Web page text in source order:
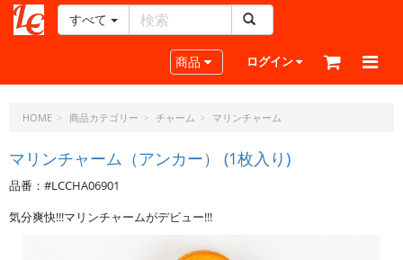
ー
ラ
ト・
ド
ッ
ト・
すべて
Toggle navigation
商品 ログイン
HOME 商品カテゴリー チャーム マリンチャーム
マリンチャーム（アンカー） (1枚入り)
品番：#LCCHA06901
気分爽快!!!マリンチャームがデビュー!!!